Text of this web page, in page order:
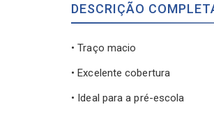
DESCRIÇÃO
• Traço macio
• Excelente cobertura
• Ideal para a pré-escola